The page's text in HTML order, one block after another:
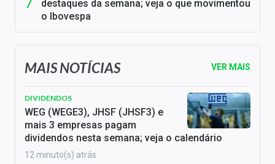
destaques da semana; veja o que movimentou
o Ibovespa
MAIS NOTÍCIAS VER MAIS
DIVIDENDOS
WEG (WEGE3), JHSF (JHSF3) e
mais 3 empresas pagam
dividendos nesta semana; veja o calendário
12 minuto(s) atrás